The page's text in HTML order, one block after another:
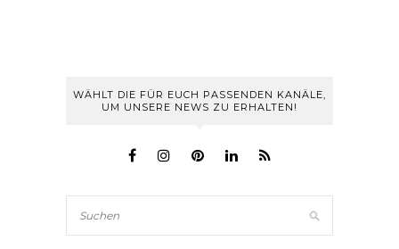
WÄHLT DIE FÜR EUCH PASSENDEN KANÄLE,
UM UNSERE NEWS ZU ERHALTEN!